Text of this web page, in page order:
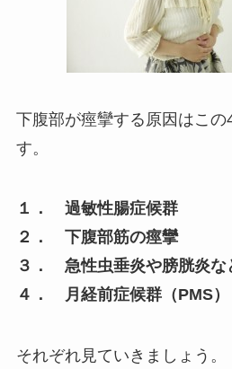
下腹部が痙攣する原因はこの
す。
１． 過敏性腸症候群
２． 下腹部筋の痙攣
３． 急性虫垂炎や膀胱炎な
４． 月経前症候群（PMS）
それぞれ見ていきましょう。